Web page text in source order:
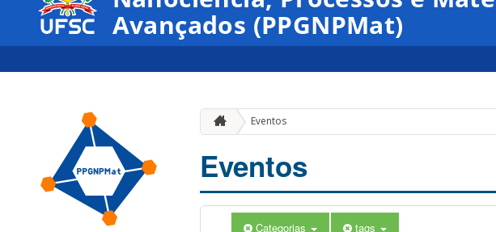
Avançados (PPGNPMat)
Eventos
Eventos
Categorias tags